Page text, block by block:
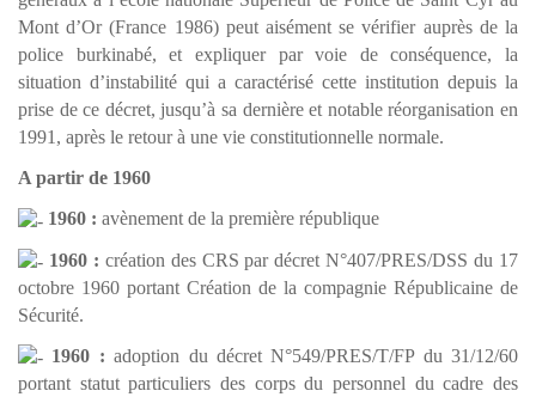
Mont d’Or (France 1986) peut aisément se vérifier auprès de la
police burkinabé, et expliquer par voie de conséquence, la
situation d’instabilité qui a caractérisé cette institution depuis la
prise de ce décret, jusqu’à sa dernière et notable réorganisation en
1991, après le retour à une vie constitutionnelle normale.
A partir de 1960
1960 : avènement de la première république
1960 : création des CRS par décret N°407/PRES/DSS du 17
octobre 1960 portant Création de la compagnie Républicaine de
Sécurité.
1960 : adoption du décret N°549/PRES/T/FP du 31/12/60
portant statut particuliers des corps du personnel du cadre des